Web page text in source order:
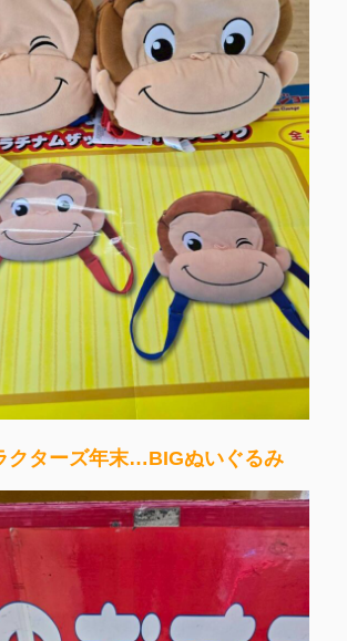
クターズ年末…BIGぬいぐるみ